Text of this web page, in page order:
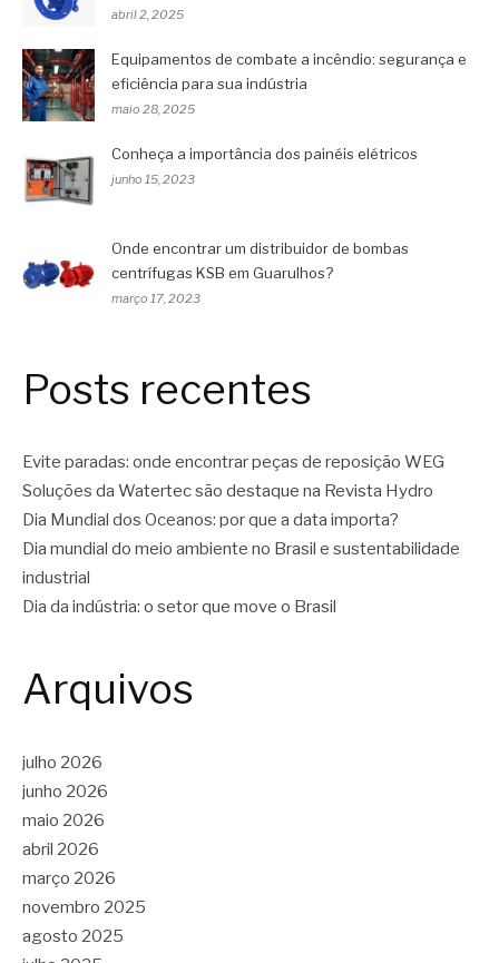
abril 2, 2025
Equipamentos de combate a incêndio: segurança e
eficiência para sua indústria
maio 28, 2025
Conheça a importância dos painéis elétricos
junho 15, 2023
Onde encontrar um distribuidor de bombas
centrífugas KSB em Guarulhos?
março 17, 2023
Posts recentes
Evite paradas: onde encontrar peças de reposição WEG
Soluções da Watertec são destaque na Revista Hydro
Dia Mundial dos Oceanos: por que a data importa?
Dia mundial do meio ambiente no Brasil e sustentabilidade
industrial
Dia da indústria: o setor que move o Brasil
Arquivos
julho 2026
junho 2026
maio 2026
abril 2026
março 2026
novembro 2025
agosto 2025